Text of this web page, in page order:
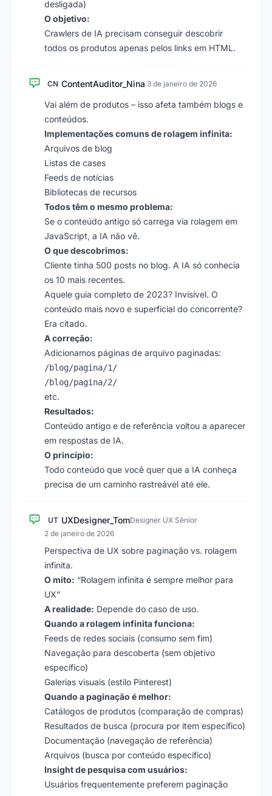
desligada)
O objetivo:
Crawlers de IA precisam conseguir descobrir
todos os produtos apenas pelos links em HTML.
CN ContentAuditor_Nina·3 de janeiro de 2026
Vai além de produtos – isso afeta também blogs e
conteúdos.
Implementações comuns de rolagem infinita:
Arquivos de blog
Listas de cases
Feeds de notícias
Bibliotecas de recursos
Todos têm o mesmo problema:
Se o conteúdo antigo só carrega via rolagem em
JavaScript, a IA não vê.
O que descobrimos:
Cliente tinha 500 posts no blog. A IA só conhecia
os 10 mais recentes.
Aquele guia completo de 2023? Invisível. O
conteúdo mais novo e superficial do concorrente?
Era citado.
A correção:
Adicionamos páginas de arquivo paginadas:
/blog/pagina/1/
/blog/pagina/2/
etc.
Resultados:
Conteúdo antigo e de referência voltou a aparecer
em respostas de IA.
O princípio:
Todo conteúdo que você quer que a IA conheça
precisa de um caminho rastreável até ele.
UT UXDesigner_TomDesigner UX Sênior·
2 de janeiro de 2026
Perspectiva de UX sobre paginação vs. rolagem
infinita.
O mito: “Rolagem infinita é sempre melhor para
UX”
A realidade: Depende do caso de uso.
Quando a rolagem infinita funciona:
Feeds de redes sociais (consumo sem fim)
Navegação para descoberta (sem objetivo
específico)
Galerias visuais (estilo Pinterest)
Quando a paginação é melhor:
Catálogos de produtos (comparação de compras)
Resultados de busca (procura por item específico)
Documentação (navegação de referência)
Arquivos (busca por conteúdo específico)
Insight de pesquisa com usuários:
Usuários frequentemente preferem paginação